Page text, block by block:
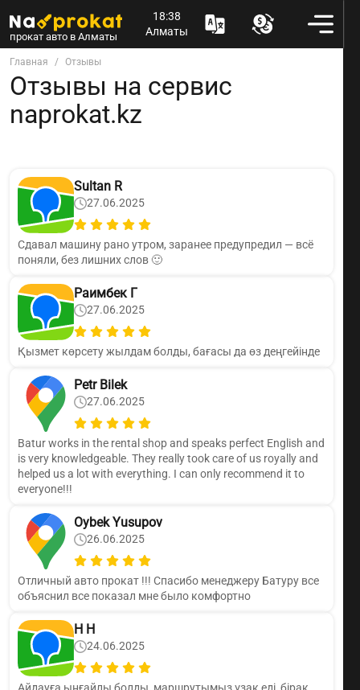
прокат авто в Алматы
18:38
Алматы
Отзывы на сервис
naprokat.kz
Главная Отзывы
Sultan R
27.06.2025
Сдавал машину рано утром, заранее предупредил — всё
поняли, без лишних слов 🙂
Раимбек Г
27.06.2025
Қызмет көрсету жылдам болды, бағасы да өз деңгейінде
Petr Bilek
27.06.2025
Batur works in the rental shop and speaks perfect English and
is very knowledgeable. They really took care of us royally and
helped us a lot with everything. I can only recommend it to
everyone!!!
Oybek Yusupov
26.06.2025
Отличный авто прокат !!! Спасибо менеджеру Батуру все
объяснил все показал мне было комфортно
Н Н
24.06.2025